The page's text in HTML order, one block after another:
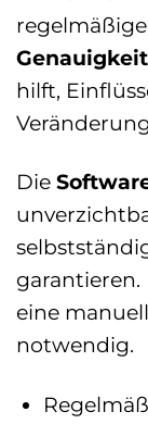
Genauigkeit
hilft,
Die
garantieren.
eine
notwendig.